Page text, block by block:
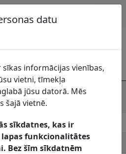
uzņēmums, SIA
komunālais uzņēmums, SIA
13, Varakļāni, Varakļāni
novads, LV-4838
datu
informācijas vienības,
vietni, tīmekļa
jūsu datorā. Mēs
šajā vietnē.
sīkdatnes, kas ir
lapas funkcionalitātes
Bez šīm sīkdatnēm